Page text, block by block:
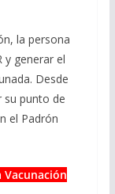
la persona
y generar el
Desde
su punto de
el Padrón
Vacunación